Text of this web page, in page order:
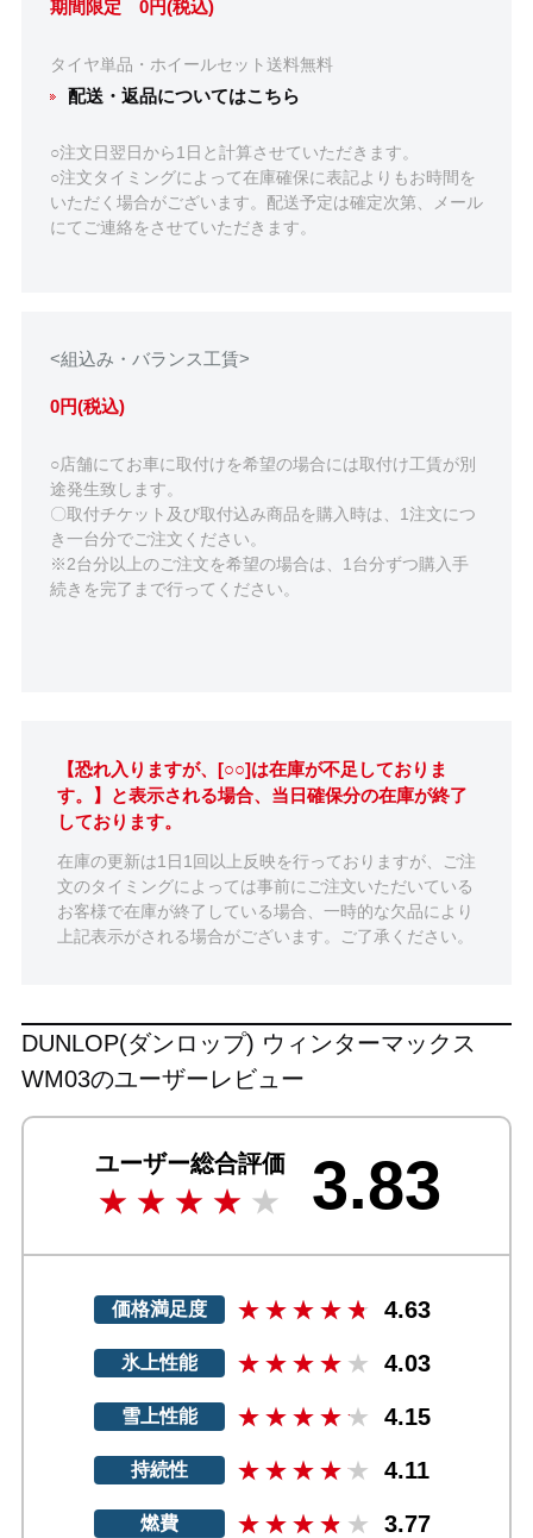
期間限定 0円(税込)
タイヤ単品・ホイールセット送料無料
配送・返品についてはこちら
○注文日翌日から1日と計算させていただきます。
○注文タイミングによって在庫確保に表記よりもお時間を
いただく場合がございます。配送予定は確定次第、メール
にてご連絡をさせていただきます。
<組込み・バランス工賃>
0円(税込)
○店舗にてお車に取付けを希望の場合には取付け工賃が別
途発生致します。
〇取付チケット及び取付込み商品を購入時は、1注文につ
き一台分でご注文ください。
※2台分以上のご注文を希望の場合は、1台分ずつ購入手
続きを完了まで行ってください。
【恐れ入りますが、[○○]は在庫が不足しておりま
す。】と表示される場合、当日確保分の在庫が終了
しております。
在庫の更新は1日1回以上反映を行っておりますが、ご注
文のタイミングによっては事前にご注文いただいている
お客様で在庫が終了している場合、一時的な欠品により
上記表示がされる場合がございます。ご了承ください。
DUNLOP(ダンロップ) ウィンターマックス
WM03のユーザーレビュー
ユーザー総合評価 3.83
価格満足度 4.63
氷上性能 4.03
雪上性能 4.15
持続性 4.11
燃費 3.77